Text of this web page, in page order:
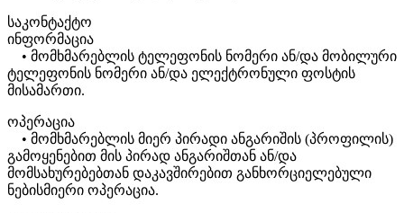
საკონტაქტო
ინფორმაცია
• მომხმარებლის ტელეფონის ნომერი ან/და მობილური
ტელეფონის ნომერი ან/და ელექტრონული ფოსტის
მისამართი.
ოპერაცია
• მომხმარებლის მიერ პირადი ანგარიშის (პროფილის)
გამოყენებით მის პირად ანგარიშთან ან/და
მომსახურებებთან დაკავშირებით განხორციელებული
ნებისმიერი ოპერაცია.